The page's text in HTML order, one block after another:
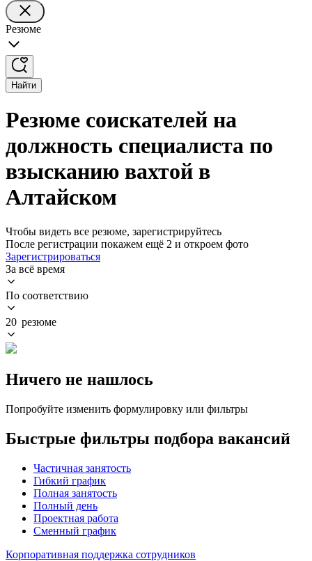
Резюме
Найти
Резюме соискателей на
должность специалиста по
взысканию вахтой в
Алтайском
Чтобы видеть все резюме, зарегистрируйтесь
После регистрации покажем ещё 2 и откроем фото
Зарегистрироваться
За всё время
По соответствию
20 резюме
Ничего не нашлось
Попробуйте изменить формулировку или фильтры
Быстрые фильтры подбора вакансий
Частичная занятость
Гибкий график
Полная занятость
Полный день
Проектная работа
Сменный график
Корпоративная поддержка сотрудников